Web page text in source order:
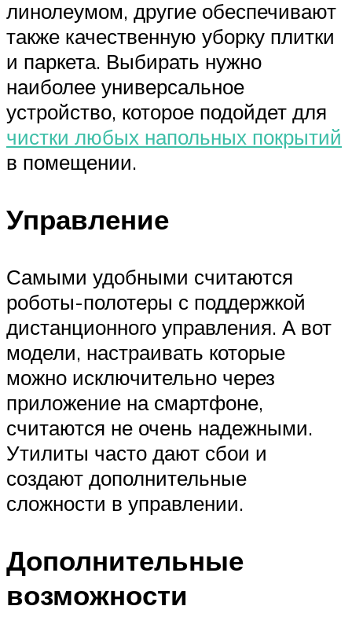
линолеумом, другие обеспечивают
также качественную уборку плитки
и паркета. Выбирать нужно
наиболее универсальное
устройство, которое подойдет для
чистки любых напольных покрытий
в помещении.
Управление
Самыми удобными считаются
роботы-полотеры с поддержкой
дистанционного управления. А вот
модели, настраивать которые
можно исключительно через
приложение на смартфоне,
считаются не очень надежными.
Утилиты часто дают сбои и
создают дополнительные
сложности в управлении.
Дополнительные
возможности